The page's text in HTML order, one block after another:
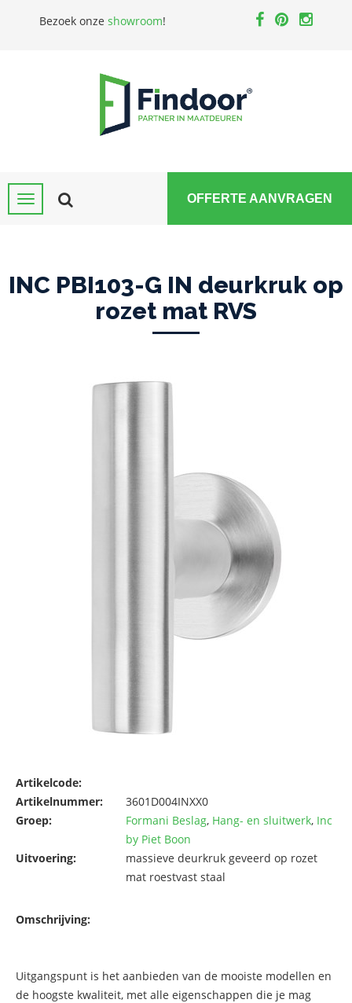
Bezoek onze showroom!
OFFERTE AANVRAGEN
INC PBI103-G IN deurkruk op
rozet mat RVS
Artikelcode:
Artikelnummer:
3601D004INXX0
Groep:
Formani Beslag, Hang- en sluitwerk, Inc
by Piet Boon
Uitvoering:
massieve deurkruk geveerd op rozet
mat roestvast staal
Omschrijving:
Uitgangspunt is het aanbieden van de mooiste modellen en
de hoogste kwaliteit, met alle eigenschappen die je mag